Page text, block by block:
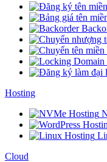
Hosting
Cloud